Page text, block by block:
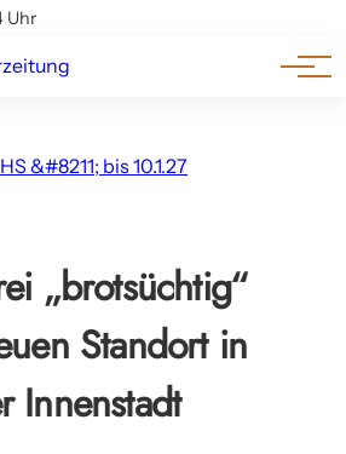
Uhr
„brotsüchtig“
Standort in
Innenstadt